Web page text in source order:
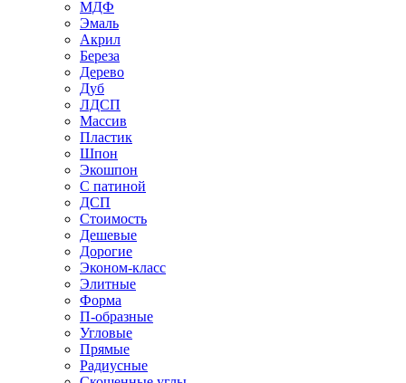
МДФ
Эмаль
Акрил
Береза
Дерево
Дуб
ЛДСП
Массив
Пластик
Шпон
Экошпон
С патиной
ДСП
Стоимость
Дешевые
Дорогие
Эконом-класс
Элитные
Форма
П-образные
Угловые
Прямые
Радиусные